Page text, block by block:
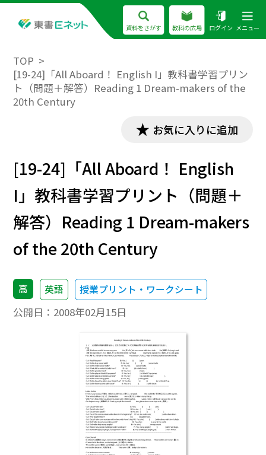
資料をさがす 教科の広場 ログイン メニュー
TOP
[19-24]「All Aboard！ English I」教科書学習プリン
ト（問題＋解答）Reading 1 Dream-makers of the
20th Century
お気に入りに追加
[19-24]「All Aboard！ English
I」教科書学習プリント（問題＋
解答）Reading 1 Dream-makers
of the 20th Century
高 英語 授業プリント・ワークシート
公開日： 2008年02月15日